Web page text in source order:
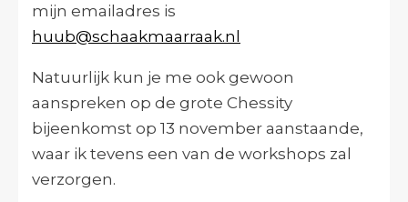
mijn emailadres is
huub@schaakmaarraak.nl
Natuurlijk kun je me ook gewoon
aanspreken op de grote Chessity
bijeenkomst op 13 november aanstaande,
waar ik tevens een van de workshops zal
verzorgen.